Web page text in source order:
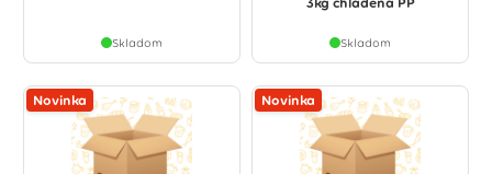
Skladom Skladom
Novinka Novinka